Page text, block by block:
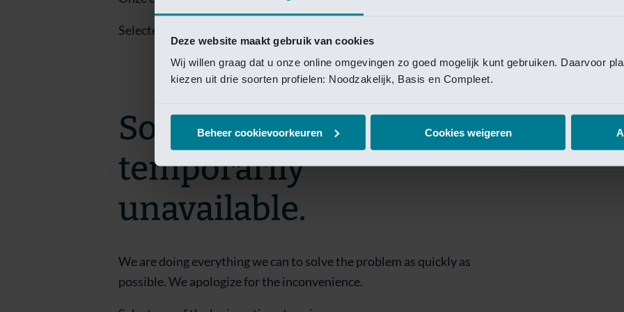
Deze website maakt gebruik van cookies
Wij willen graag dat u onze online omgevingen zo goed mogelijk kunt gebruiken. Daarvoor
kiezen uit drie soorten profielen: Noodzakelijk, Basis en Compleet.
Beheer cookievoorkeuren Cookies weigeren
Van Lanschot
Selecteer een van de login opties om toegang te krijgen.
Sorry! This page is
temporarily
unavailable.
We are doing everything we can to solve the problem as quickly as
possible. We apologize for the inconvenience.